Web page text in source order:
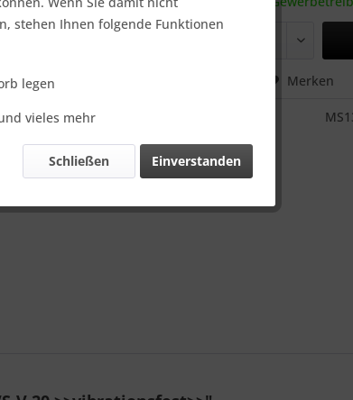
Merken
stehen Ihnen folgende Funktionen
legen
vieles mehr
Einverstanden
Schließen